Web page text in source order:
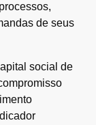
de seus
social de